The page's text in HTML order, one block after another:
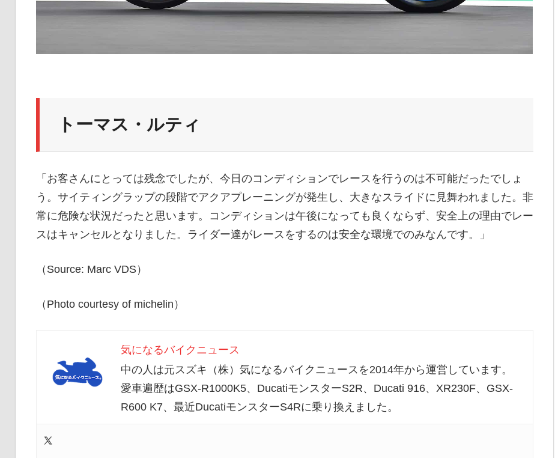
トーマス・ルティ
「お客さんにとっては残念でしたが、今日のコンディションでレースを行うのは不可能だったでしょ
う。サイティングラップの段階でアクアプレーニングが発生し、大きなスライドに見舞われました。非
常に危険な状況だったと思います。コンディションは午後になっても良くならず、安全上の理由でレー
スはキャンセルとなりました。ライダー達がレースをするのは安全な環境でのみなんです。」
（Source: Marc VDS）
（Photo courtesy of michelin）
気になるバイクニュース
中の人は元スズキ（株）気になるバイクニュースを2014年から運営しています。
愛車遍歴はGSX-R1000K5、DucatiモンスターS2R、Ducati 916、XR230F、GSX-
R600 K7、最近DucatiモンスターS4Rに乗り換えました。